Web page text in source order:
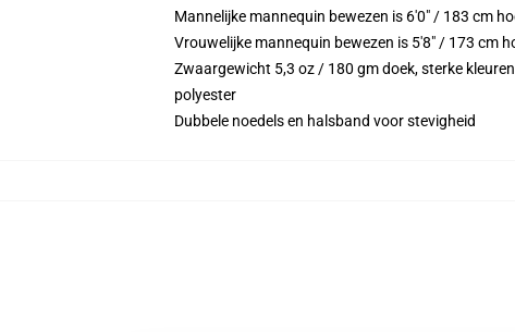
Mannelijke mannequin bewezen is 6'0" / 183 cm
Vrouwelijke mannequin bewezen is 5'8" / 173 cm
Zwaargewicht 5,3 oz / 180 gm doek, sterke
polyester
Dubbele noedels en halsband voor stevigheid